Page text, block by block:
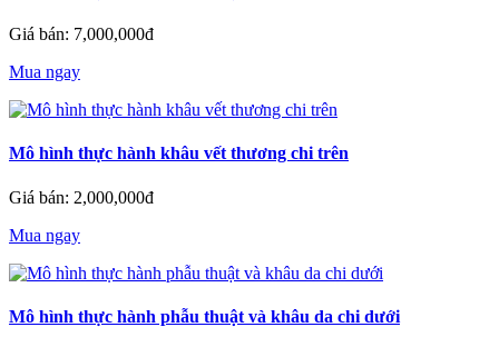
Giá bán: 7,000,000đ
Mua ngay
Mô hình thực hành khâu vết thương chi trên
Giá bán: 2,000,000đ
Mua ngay
Mô hình thực hành phẫu thuật và khâu da chi dưới